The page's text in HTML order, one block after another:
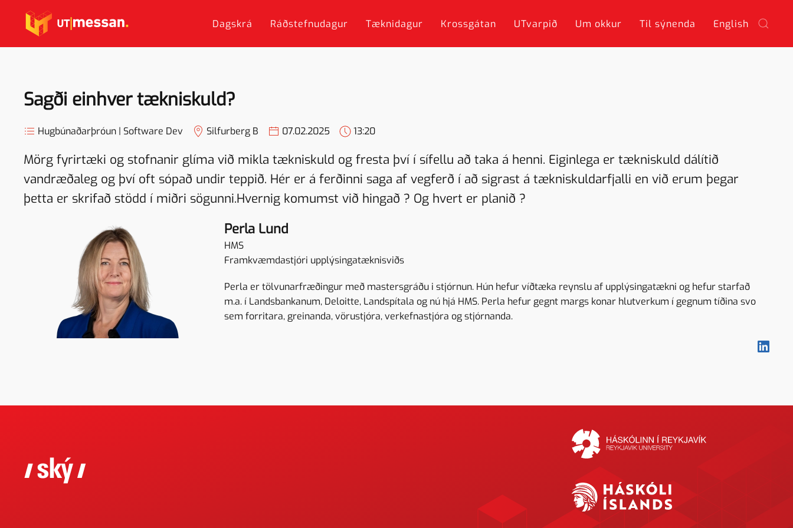
Skip to main content Dagskrá Ráðstefnudagur Tæknidagur Krossgátan UTvarpið Um okkur Til sýnenda English
Sagði einhver tækniskuld?
Hugbúnaðarþróun | Software Dev Silfurberg B 07.02.2025 13:20
Mörg fyrirtæki og stofnanir glíma við mikla tækniskuld og fresta því í sífellu að taka á henni. Eiginlega er tækniskuld dálítið
vandræðaleg og því oft sópað undir teppið. Hér er á ferðinni saga af vegferð í að sigrast á tækniskuldarfjalli en við erum þegar
þetta er skrifað stödd í miðri sögunni.Hvernig komumst við hingað ? Og hvert er planið ?
Perla Lund
HMS
Framkvæmdastjóri upplýsingatæknisviðs
Perla er tölvunarfræðingur með mastersgráðu i stjórnun. Hún hefur víðtæka reynslu af upplýsingatækni og hefur starfað
m.a. í Landsbankanum, Deloitte, Landspítala og nú hjá HMS. Perla hefur gegnt margs konar hlutverkum í gegnum tíðina svo
sem forritara, greinanda, vörustjóra, verkefnastjóra og stjórnanda.